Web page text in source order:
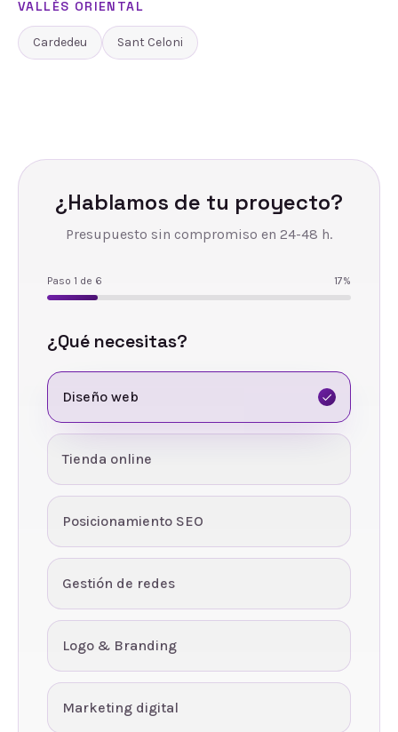
VALLÈS ORIENTAL
Cardedeu Sant Celoni
¿Hablamos de tu proyecto?
Presupuesto sin compromiso en 24-48 h.
Paso 1 de 6 17%
¿Qué necesitas?
Diseño web
Tienda online
Posicionamiento SEO
Gestión de redes
Logo & Branding
Marketing digital